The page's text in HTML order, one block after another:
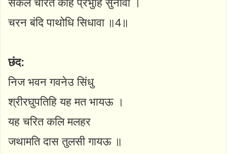
सकल चरित कहि प्रभुहि सुनावा ।
चरन बंदि पाथोधि सिधावा ॥4॥
छंद:
निज भवन गवनेउ सिंधु
श्रीरघुपतिहि यह मत भायऊ ।
यह चरित कलि मलहर
जथामति दास तुलसी गायऊ ॥